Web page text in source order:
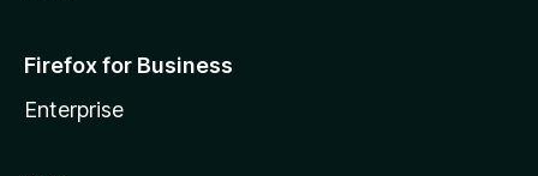
Firefox for Business
Enterprise